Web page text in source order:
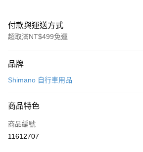
付款與運送方式
超取滿NT$499免運
信用卡一次付款
LINE Pay
Apple Pay
品牌
Shimano 自行車用品
商品特色
商品編號
11612707